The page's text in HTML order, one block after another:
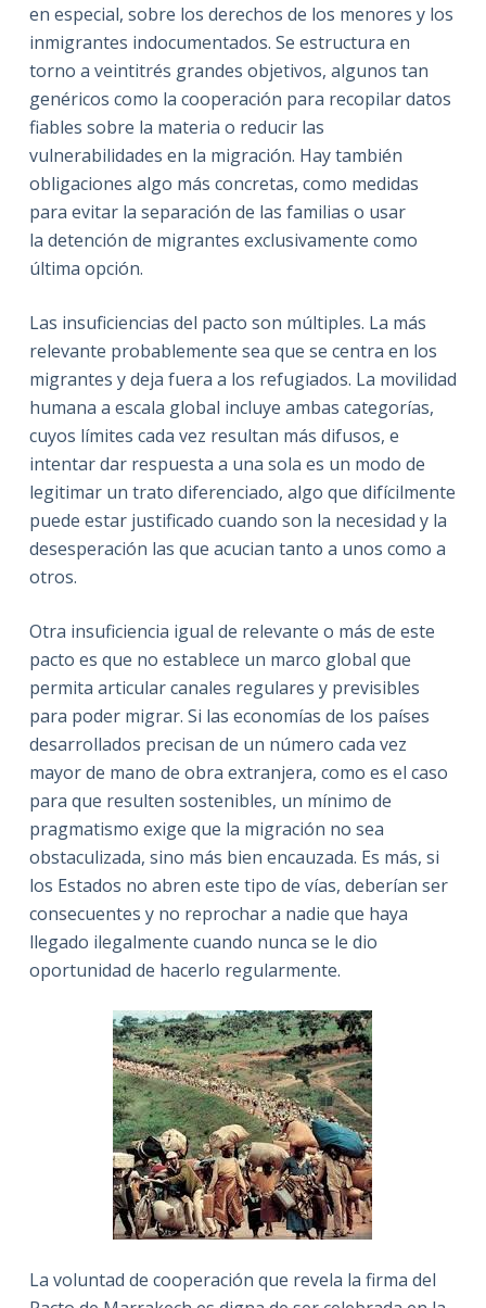
en especial, sobre los derechos de los menores y los
inmigrantes indocumentados. Se estructura en
torno a veintitrés grandes objetivos, algunos tan
genéricos como la cooperación para recopilar datos
fiables sobre la materia o reducir las
vulnerabilidades en la migración. Hay también
obligaciones algo más concretas, como medidas
para evitar la separación de las familias o usar
la detención de migrantes exclusivamente como
última opción.
Las insuficiencias del pacto son múltiples. La más
relevante probablemente sea que se centra en los
migrantes y deja fuera a los refugiados. La movilidad
humana a escala global incluye ambas categorías,
cuyos límites cada vez resultan más difusos, e
intentar dar respuesta a una sola es un modo de
legitimar un trato diferenciado, algo que difícilmente
puede estar justificado cuando son la necesidad y la
desesperación las que acucian tanto a unos como a
otros.
Otra insuficiencia igual de relevante o más de este
pacto es que no establece un marco global que
permita articular canales regulares y previsibles
para poder migrar. Si las economías de los países
desarrollados precisan de un número cada vez
mayor de mano de obra extranjera, como es el caso
para que resulten sostenibles, un mínimo de
pragmatismo exige que la migración no sea
obstaculizada, sino más bien encauzada. Es más, si
los Estados no abren este tipo de vías, deberían ser
consecuentes y no reprochar a nadie que haya
llegado ilegalmente cuando nunca se le dio
oportunidad de hacerlo regularmente.
La voluntad de cooperación que revela la firma del